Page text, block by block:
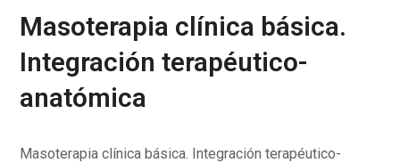
Masoterapia clínica básica.
Integración terapéutico-
anatómica
Masoterapia clínica básica. Integración terapéutico-